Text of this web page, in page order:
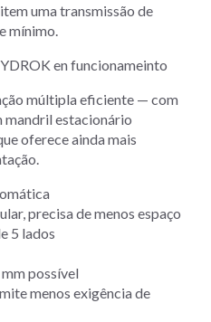
uma transmissão de
mínimo.
múltipla eficiente — com
mandril estacionário
oferece ainda mais
precisa de menos espaço
5 lados
possível
menos exigência de